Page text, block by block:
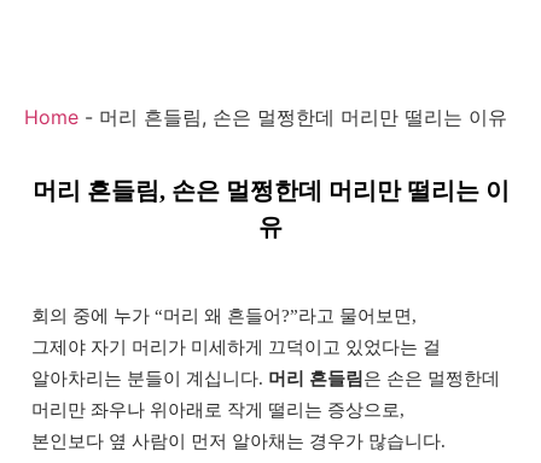
Home - 머리 흔들림, 손은 멀쩡한데 머리만 떨리는 이유
머리 흔들림, 손은 멀쩡한데 머리만 떨리는 이
유
회의 중에 누가 “머리 왜 흔들어?”라고 물어보면,
그제야 자기 머리가 미세하게 끄덕이고 있었다는 걸
알아차리는 분들이 계십니다. 머리 흔들림 은 손은 멀쩡한데
머리만 좌우나 위아래로 작게 떨리는 증상으로,
본인보다 옆 사람이 먼저 알아채는 경우가 많습니다.